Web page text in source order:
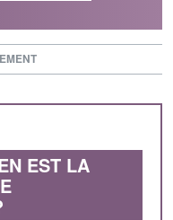
EST LA